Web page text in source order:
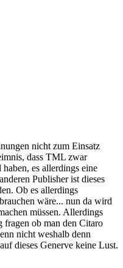
nicht zum Einsatz
dass TML zwar
es allerdings eine
Publisher ist dieses
Ob es allerdings
wäre... nun da wird
müssen. Allerdings
fragen ob man den Citaro
nicht weshalb denn
dieses Generve keine Lust.